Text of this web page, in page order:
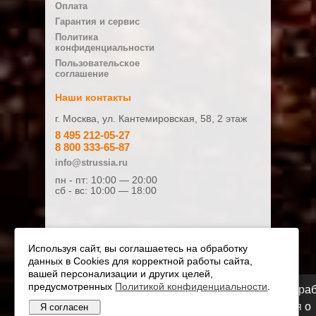
Тип двигателя
Уровень вибрации слева/
справа, м/с²
Уровень звукового давления,
Уровень звуковой мощности,
103
Частота вращения при Pмакс
об/мин
Частота ходов об/мин
Минусы
Ваш отзыв:
Оценка:
Я даю согласие на обработку
персональных данных и соглашаюсь с
Политикой конфиденциальности .
ОТПРАВИТЬ ОТЗЫВ
ЗАКАЗАТЬ
Мы переезжаем! С 21 июля магазин будет
по новому адресу. Подробная информация о
Оплата
Гарантия и сервис
Политика
конфиденциальности
Пользовательское
соглашение
Наши контакты
г. Москва, ул. Кантемировская, 58, 2 этаж
8 495 212-05-27
8 800 333-65-87
info@strussia.ru
пн - пт: 10:00 — 20:00
сб - вс: 10:00 — 18:00
© Официальный дилер STIHL и VIKING 2010 - 2026
Используя сайт, вы соглашаетесь на обработку
данных в Cookies для корректной работы сайта,
вашей персонализации и других целей,
предусмотренных Политикой конфиденциальности
Я согласен